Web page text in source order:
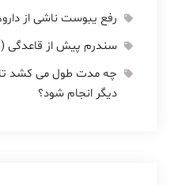
رفع یبوست ناشی از
سندرم پیش از قاعدگی (PMS)
چه مدت طول می کشد تا
دیگر انجام شود؟